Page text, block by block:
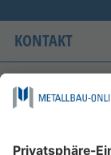
KONTAKT
UNSERE